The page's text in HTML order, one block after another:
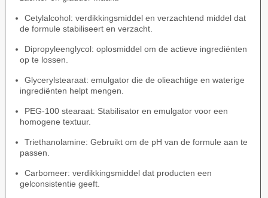
Cetylalcohol: verdikkingsmiddel en verzachtend middel dat
de formule stabiliseert en verzacht.
Dipropyleenglycol: oplosmiddel om de actieve ingrediënten
op te lossen.
Glycerylstearaat: emulgator die de olieachtige en waterige
ingrediënten helpt mengen.
PEG-100 stearaat: Stabilisator en emulgator voor een
homogene textuur.
Triethanolamine: Gebruikt om de pH van de formule aan te
passen.
Carbomeer: verdikkingsmiddel dat producten een
gelconsistentie geeft.